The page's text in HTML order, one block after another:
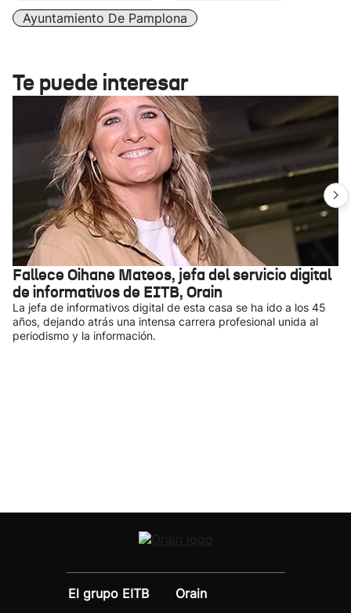
Ayuntamiento De Pamplona
Te puede interesar
Fallece Oihane Mateos, jefa del servicio digital
de informativos de EITB, Orain
La jefa de informativos digital de esta casa se ha ido a los 45
años, dejando atrás una intensa carrera profesional unida al
periodismo y la información.
El grupo EITB
Orain